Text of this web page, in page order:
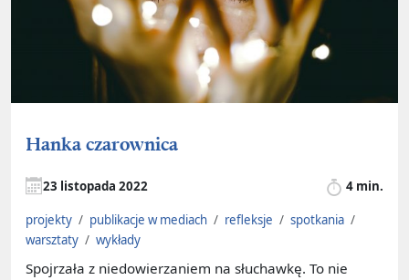
Hanka czarownica
23 listopada 2022 4 min.
projekty / publikacje w mediach / refleksje / spotkania /
warsztaty / wykłady
Spojrzała z niedowierzaniem na słuchawkę. To nie